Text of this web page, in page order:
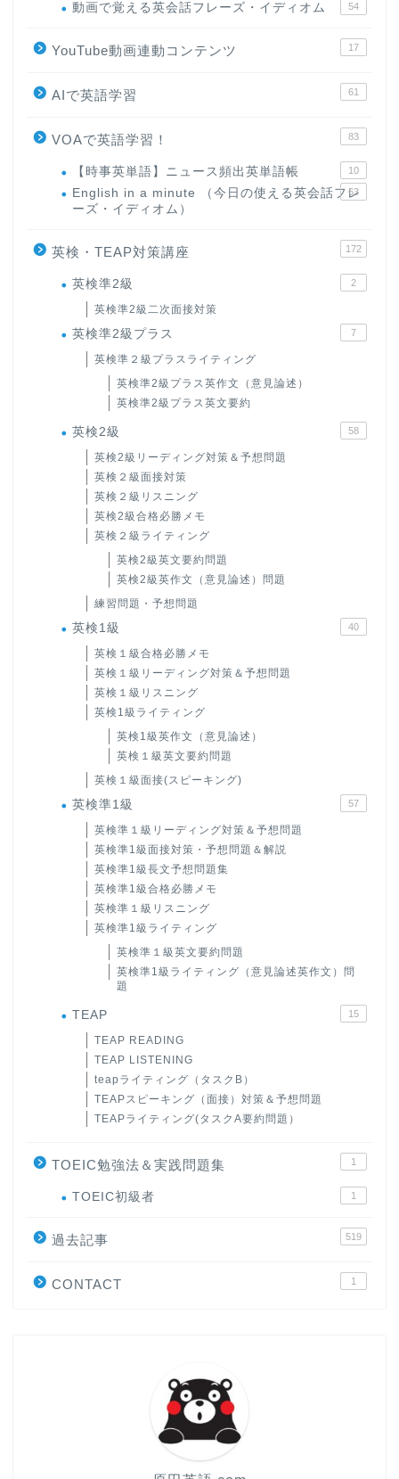
動画で覚える英会話フレーズ・イディオム 54
YouTube動画連動コンテンツ 17
AIで英語学習 61
VOAで英語学習！ 83
【時事英単語】ニュース頻出英単語帳 10
English in a minute （今日の使える英会話フレ
ーズ・イディオム）
63
英検・TEAP対策講座 172
英検準2級 2
英検準2級二次面接対策
英検準2級プラス 7
英検準２級プラスライティング
英検準2級プラス英作文（意見論述）
英検準2級プラス英文要約
英検2級 58
英検2級リーディング対策＆予想問題
英検２級面接対策
英検２級リスニング
英検2級合格必勝メモ
英検２級ライティング
英検2級英文要約問題
英検2級英作文（意見論述）問題
練習問題・予想問題
英検1級 40
英検１級合格必勝メモ
英検１級リーディング対策＆予想問題
英検１級リスニング
英検1級ライティング
英検1級英作文（意見論述）
英検１級英文要約問題
英検１級面接(スピーキング)
英検準1級 57
英検準１級リーディング対策＆予想問題
英検準1級面接対策・予想問題＆解説
英検準1級長文予想問題集
英検準1級合格必勝メモ
英検準１級リスニング
英検準1級ライティング
英検準１級英文要約問題
英検準1級ライティング（意見論述英作文）問
題
TEAP 15
TEAP READING
TEAP LISTENING
teapライティング（タスクB）
TEAPスピーキング（面接）対策＆予想問題
TEAPライティング(タスクA要約問題）
TOEIC勉強法＆実践問題集 1
TOEIC初級者 1
過去記事 519
CONTACT 1
大学入試英語対策講座
英語名言・格言・カッコい
い英語＆素敵な英文フレー